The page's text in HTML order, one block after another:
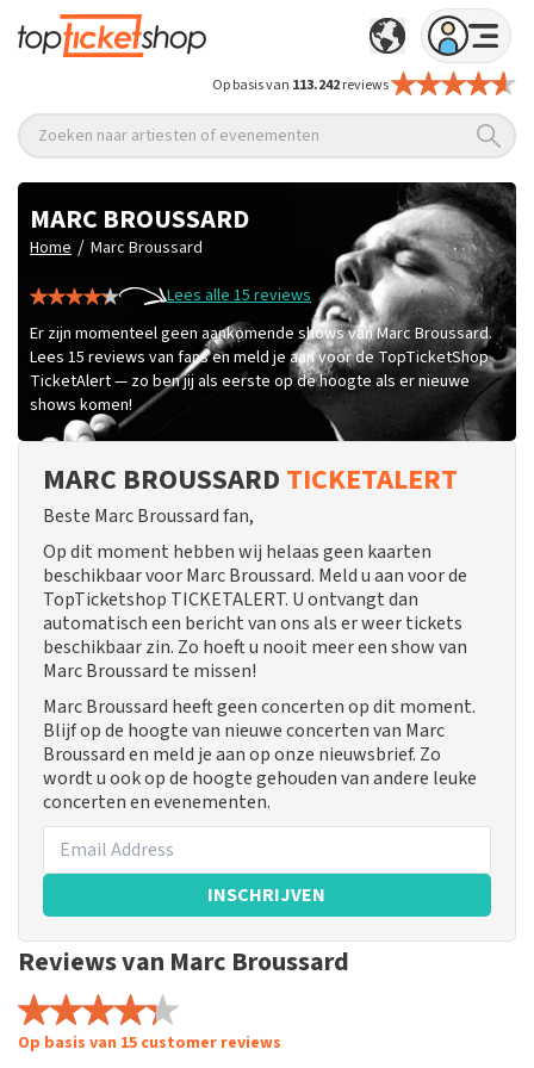
Op basis van 113.242reviews
Zoeken naar artiesten of evenementen
MARC BROUSSARD
Home / Marc Broussard
Lees alle 15 reviews
Er zijn momenteel geen aankomende shows van Marc Broussard.
Lees 15 reviews van fans en meld je aan voor de TopTicketShop
TicketAlert — zo ben jij als eerste op de hoogte als er nieuwe
shows komen!
MARC BROUSSARD TICKETALERT
Beste Marc Broussard fan,
Op dit moment hebben wij helaas geen kaarten
beschikbaar voor Marc Broussard. Meld u aan voor de
TopTicketshop TICKETALERT. U ontvangt dan
automatisch een bericht van ons als er weer tickets
beschikbaar zin. Zo hoeft u nooit meer een show van
Marc Broussard te missen!
Marc Broussard heeft geen concerten op dit moment.
Blijf op de hoogte van nieuwe concerten van Marc
Broussard en meld je aan op onze nieuwsbrief. Zo
wordt u ook op de hoogte gehouden van andere leuke
concerten en evenementen.
INSCHRIJVEN
Reviews van Marc Broussard
Op basis van 15 customer reviews